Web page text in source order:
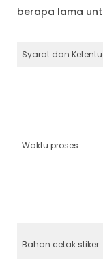
berapa lama
Syarat dan
Waktu proses
Bahan cetak stiker